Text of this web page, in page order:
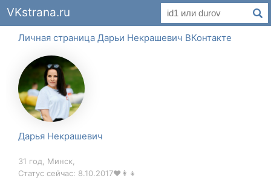
VKstrana.ru
Личная страница Дарьи Некрашевич ВКонтакте
Дарья Некрашевич
31 год, Минск,
Статус сейчас: 8.10.2017❤👩‍👧